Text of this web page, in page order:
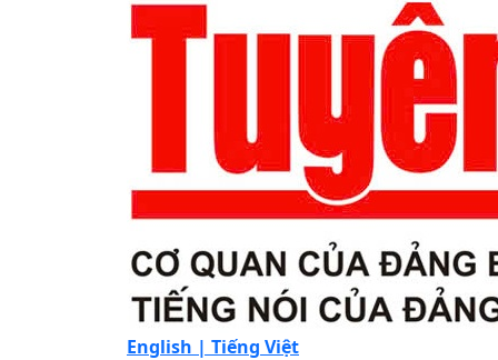
English | Tiếng Việt